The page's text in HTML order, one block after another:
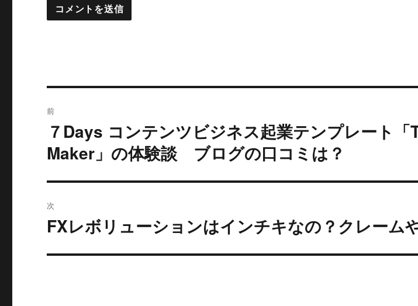
稿
ナ
ゲ
ー
前
過
去
の
投
７Days コンテンツビジネス起業テンプレート
Maker」の体験談 ブログの口コミは？
次
次
投
FXレボリューションはインチキなの？クレーム